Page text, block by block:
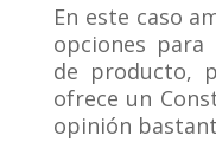
En este caso
opciones
de producto,
ofrece un
opinión